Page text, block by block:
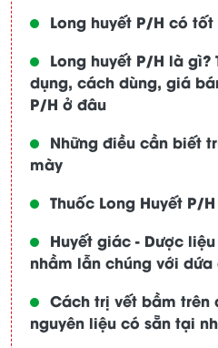
Long huyết P/H có tốt
Long huyết P/H là gì?
dụng, cách dùng, giá
P/H ở đâu
Những điều cần biết
mày
Thuốc Long Huyết P/
Huyết giác - Dược
nhầm lẫn chúng với dứa
Cách trị vết bầm trên
nguyên liệu có sẵn tại